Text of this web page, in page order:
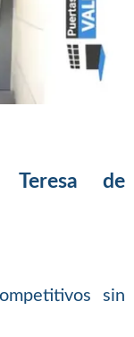
Teresa de
sin